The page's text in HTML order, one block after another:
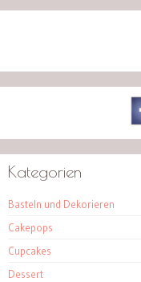
Kategorien
Basteln und Dekorieren
Cakepops
Cupcakes
Dessert